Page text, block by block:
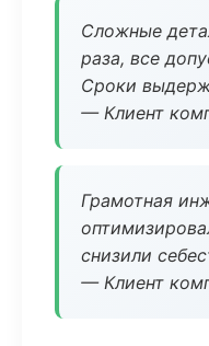
Сложные
раза, все
Сроки
— Клиент
Грамотная
снизили
— Клиент